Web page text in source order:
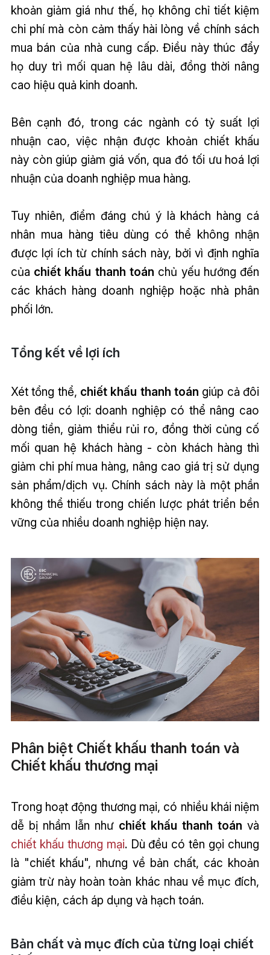
khoản giảm giá như thế, họ không chỉ tiết kiệm
chi phí mà còn cảm thấy hài lòng về chính sách
mua bán của nhà cung cấp. Điều này thúc đẩy
họ duy trì mối quan hệ lâu dài, đồng thời nâng
cao hiệu quả kinh doanh.
Bên cạnh đó, trong các ngành có tỷ suất lợi
nhuận cao, việc nhận được khoản chiết khấu
này còn giúp giảm giá vốn, qua đó tối ưu hoá lợi
nhuận của doanh nghiệp mua hàng.
Tuy nhiên, điểm đáng chú ý là khách hàng cá
nhân mua hàng tiêu dùng có thể không nhận
được lợi ích từ chính sách này, bởi vì định nghĩa
của chiết khấu thanh toán chủ yếu hướng đến
các khách hàng doanh nghiệp hoặc nhà phân
phối lớn.
Tổng kết về lợi ích
Xét tổng thể, chiết khấu thanh toán giúp cả đôi
bên đều có lợi: doanh nghiệp có thể nâng cao
dòng tiền, giảm thiểu rủi ro, đồng thời củng cố
mối quan hệ khách hàng - còn khách hàng thì
giảm chi phí mua hàng, nâng cao giá trị sử dụng
sản phẩm/dịch vụ. Chính sách này là một phần
không thể thiếu trong chiến lược phát triển bền
vững của nhiều doanh nghiệp hiện nay.
Phân biệt Chiết khấu thanh toán và
Chiết khấu thương mại
Trong hoạt động thương mại, có nhiều khái niệm
dễ bị nhầm lẫn như chiết khấu thanh toán và
chiết khấu thương mại. Dù đều có tên gọi chung
là "chiết khấu", nhưng về bản chất, các khoản
giảm trừ này hoàn toàn khác nhau về mục đích,
điều kiện, cách áp dụng và hạch toán.
Bản chất và mục đích của từng loại chiết